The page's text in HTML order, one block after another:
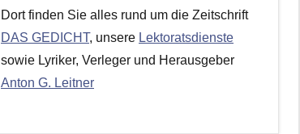
Dort finden Sie alles rund um die Zeitschrift
DAS GEDICHT, unsere Lektoratsdienste
sowie Lyriker, Verleger und Herausgeber
Anton G. Leitner